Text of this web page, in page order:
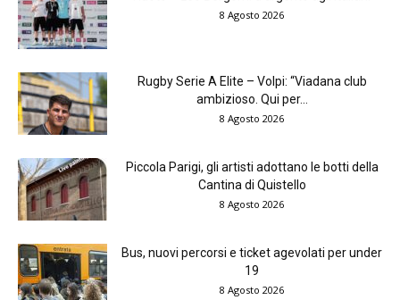
8 Agosto 2026
Rugby Serie A Elite – Volpi: “Viadana club
ambizioso. Qui per...
8 Agosto 2026
Piccola Parigi, gli artisti adottano le botti della
Cantina di Quistello
8 Agosto 2026
Bus, nuovi percorsi e ticket agevolati per under
19
8 Agosto 2026